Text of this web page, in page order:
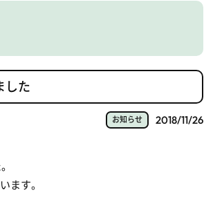
した
お知らせ 2018/11/26
ます。